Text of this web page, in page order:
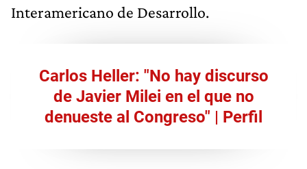
Interamericano de Desarrollo.
Carlos Heller: "No hay discurso
de Javier Milei en el que no
denueste al Congreso" | Perfil